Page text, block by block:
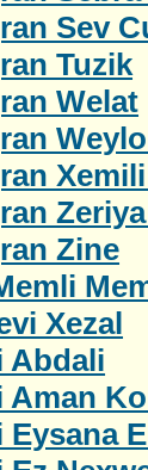
Sev
Tuzik
Welat
Zine
Xezal
Abdali